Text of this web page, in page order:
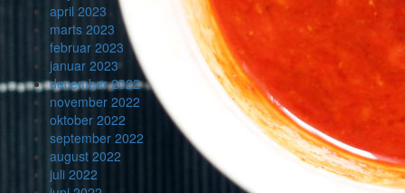
april 2023
marts 2023
februar 2023
januar 2023
december 2022
november 2022
oktober 2022
september 2022
august 2022
juli 2022